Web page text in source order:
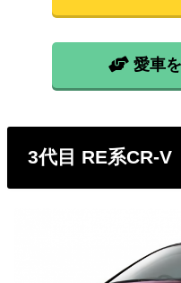
型式
RD5
RD7
愛車
3代目 RE系CR-V